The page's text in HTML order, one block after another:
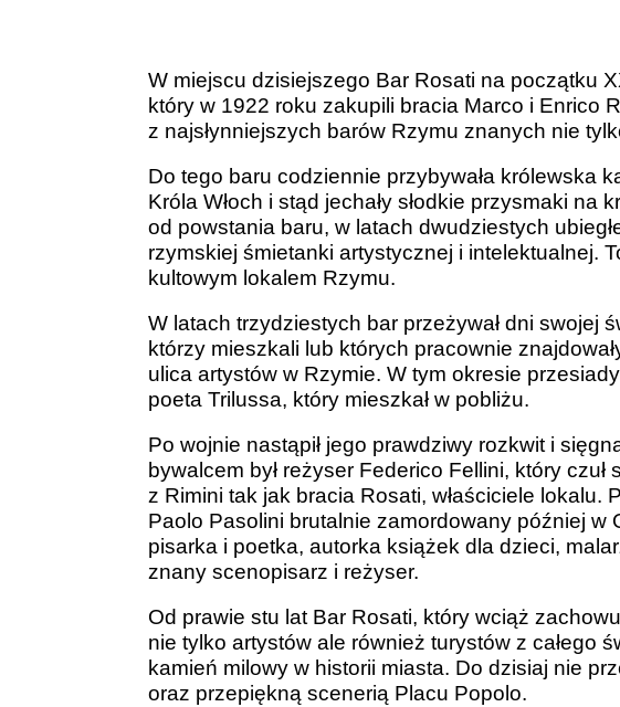
W miejscu dzisiejszego Bar Rosati na początku
który w 1922 roku zakupili bracia Marco i Enrico
z najsłynniejszych barów Rzymu znanych nie
Do tego baru codziennie przybywała królewska
Króla Włoch i stąd jechały słodkie przysmaki na
od powstania baru, w latach dwudziestych
rzymskiej śmietanki artystycznej i intelektualnej.
kultowym lokalem Rzymu.
W latach trzydziestych bar przeżywał dni swojej
którzy mieszkali lub których pracownie
ulica artystów w Rzymie. W tym okresie
poeta Trilussa, który mieszkał w pobliżu.
Po wojnie nastąpił jego prawdziwy rozkwit i
bywalcem był reżyser Federico Fellini, który czuł
z Rimini tak jak bracia Rosati, właściciele lokalu.
Paolo Pasolini brutalnie zamordowany później w
pisarka i poetka, autorka książek dla dzieci,
znany scenopisarz i reżyser.
Od prawie stu lat Bar Rosati, który wciąż
nie tylko artystów ale również turystów z całego
kamień milowy w historii miasta. Do dzisiaj nie
oraz przepiękną scenerią Placu Popolo.